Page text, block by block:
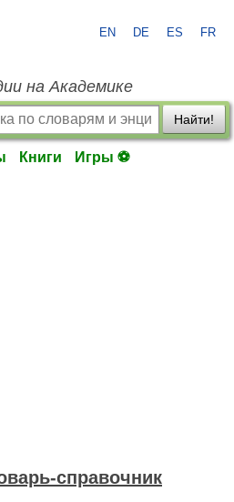
EN DE ES FR
на Академике
Найти!
Книги Игры ⚽
справочник